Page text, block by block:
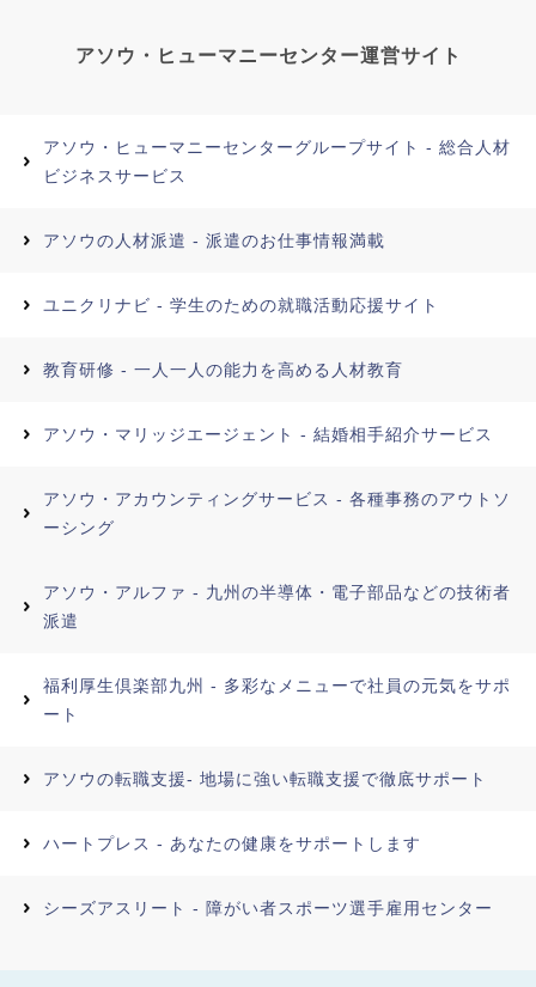
アソウ・ヒューマニーセンター運営サイト
アソウ・ヒューマニーセンターグループサイト - 総合人材
ビジネスサービス
アソウの人材派遣 - 派遣のお仕事情報満載
ユニクリナビ - 学生のための就職活動応援サイト
教育研修 - 一人一人の能力を高める人材教育
アソウ・マリッジエージェント - 結婚相手紹介サービス
アソウ・アカウンティングサービス - 各種事務のアウトソ
ーシング
アソウ・アルファ - 九州の半導体・電子部品などの技術者
派遣
福利厚生倶楽部九州 - 多彩なメニューで社員の元気をサポ
ート
アソウの転職支援- 地場に強い転職支援で徹底サポート
ハートプレス - あなたの健康をサポートします
シーズアスリート - 障がい者スポーツ選手雇用センター